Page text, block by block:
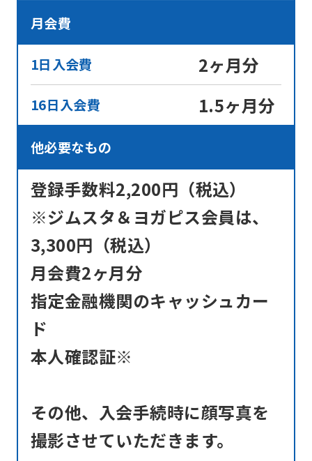
月会費
1日入会費 2ヶ月分
16日入会費 1.5ヶ月分
他必要なもの
登録手数料2,200円（税込）
※ジムスタ＆ヨガピス会員は、
3,300円（税込）
月会費2ヶ月分
指定金融機関のキャッシュカー
ド
本人確認証※
その他、入会手続時に顔写真を
撮影させていただきます。
an
accurate
translation.
differ
from
the
We
ask
understand
this
before